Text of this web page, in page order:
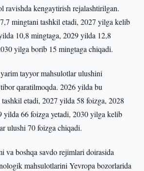
ravishda kengaytirish rejalashtirilgan.
mingtani tashkil etadi, 2027 yilga kelib
10,8 mingtaga, 2029 yilda 12,8
yilga borib 15 mingtaga chiqadi.
tayyor mahsulotlar ulushini
qaratilmoqda. 2026 yilda bu
etadi, 2027 yilda 58 foizga, 2028
yilda 66 foizga yetadi, 2030 yilga kelib
ulushi 70 foizga chiqadi.
va boshqa savdo rejimlari doirasida
mahsulotlarini Yevropa bozorlarida